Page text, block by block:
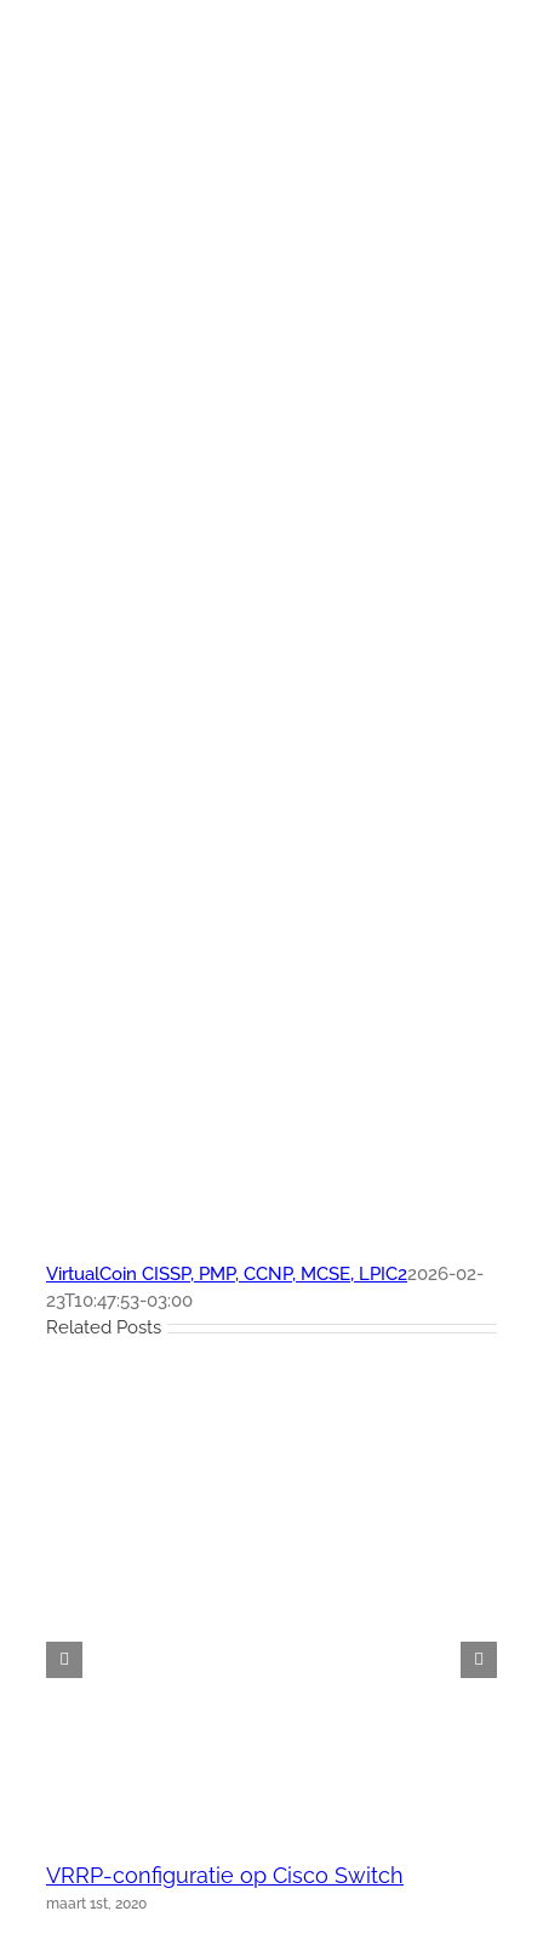
VirtualCoin CISSP, PMP, CCNP, MCSE, LPIC22026-02-
23T10:47:53-03:00
Related Posts
VRRP-configuratie op Cisco Switch
maart 1st, 2020